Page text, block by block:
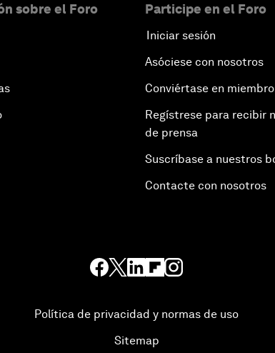
sobre el Foro Participe en el Foro
Iniciar sesión
Asóciese con nosotros
Conviértase en miembro
Regístrese para recibir
de prensa
Suscríbase a nuestros
Contacte con nosotros
Política de privacidad y normas de uso
Sitemap